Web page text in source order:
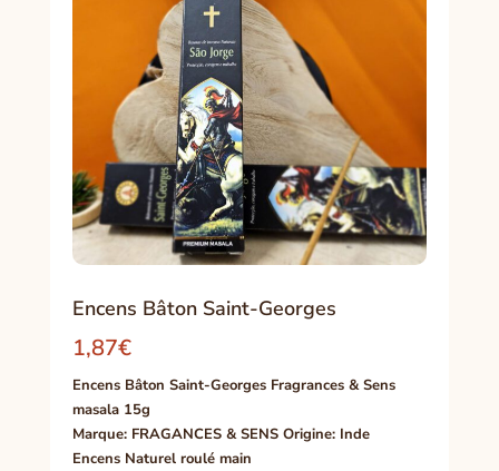
Encens Bâton Saint-Georges
1,87€
Encens Bâton Saint-Georges Fragrances & Sens
masala 15g
Marque: FRAGANCES & SENS Origine: Inde
Encens Naturel roulé main